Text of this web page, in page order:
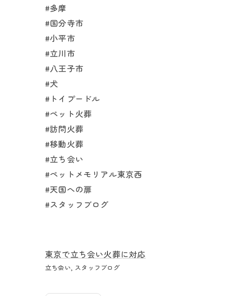
#多摩
#国分寺市
#小平市
#立川市
#八王子市
#犬
#トイプードル
#ペット火葬
#訪問火葬
#移動火葬
#立ち会い
#ペットメモリアル東京西
#天国への扉
#スタッフブログ
東京で立ち会い火葬に対応
立ち会い スタッフブログ